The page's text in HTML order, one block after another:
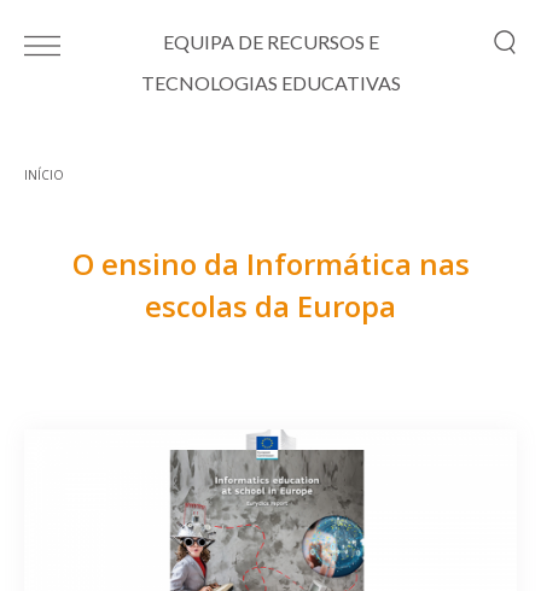
EQUIPA DE RECURSOS E
TECNOLOGIAS EDUCATIVAS
INÍCIO
O ensino da Informática nas
escolas da Europa